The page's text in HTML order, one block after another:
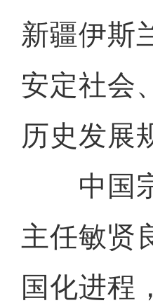
新疆伊斯
安定社会
历史发展
中国宗
主任敏贤
国化进程